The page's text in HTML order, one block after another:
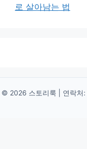
로 살아남는 법
© 2026 스토리룩 | 연락처: